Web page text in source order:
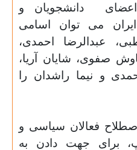
دانشجویان و
ایران می توان اسامی
عبدالرضا احمدی،
صفوی، شایان آریا،
و نیما راشدان را
فعالان سیاسی و
برای جهت دادن به